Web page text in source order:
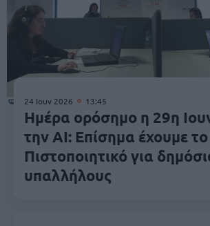
24 Ιουν 2026 13:45
Ημέρα ορόσημο η 29η
την ΑI: Επίσημα έχουμε
Πιστοποιητικό για
υπαλλήλους